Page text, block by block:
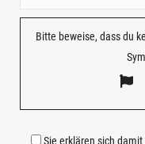
Bitte beweise, dass du
Sie erklären sich